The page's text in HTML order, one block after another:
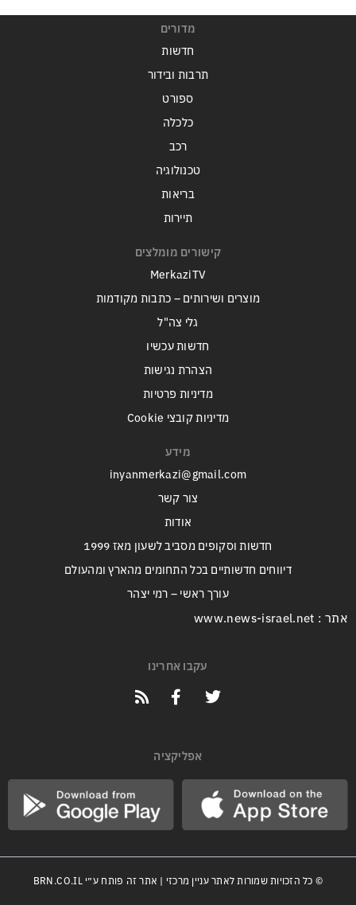
מדורים
חדשות
תרבות ובידור
ספורט
כלכלה
רכב
טכנולוגיה
בריאות
תיירות
קישורים מומלצים
MerkaziTV
מוצרים ושירותים – כתבות מקודמות
גלי צה"ל
חדשות עכשיו
הצהרת נגישות
מדיניות פרטיות
מדיניות קובצי Cookie
מידע
inyanmerkazi@gmail.com
צור קשר
אודות
חדשות וסקופים מסביב לשעון מאז 1999
דיווחים חדשותיים בכל התחומים מהארץ ומהעולם
עורך ראשי – רמי יצהר
אתר : www.news-israel.net
עקבו אחרינו
אפליקציה
© כל הזכויות שמורות לאתר עניין מרכזי | אתר זה פותח ע״יBRN.CO.IL